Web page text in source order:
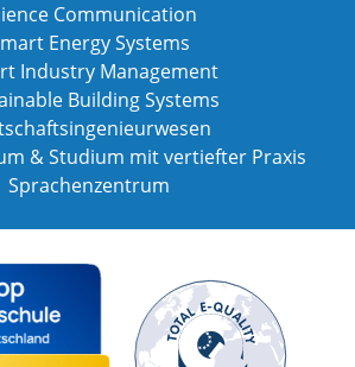
Communication
Energy Systems
Industry Management
Building Systems
& Studium mit vertiefter Praxis
Sprachenzentrum